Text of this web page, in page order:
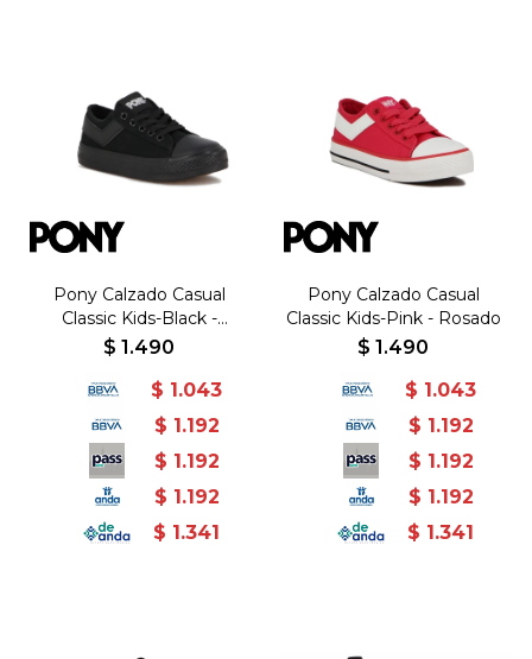
Pony Calzado Casual
Classic Kids-Black -
Negro-Negro
$ 1.490
$ 1.043
$ 1.192
$ 1.192
$ 1.192
$ 1.341
Pony Calzado Casual
Classic Kids-Pink - Rosado
$ 1.490
$ 1.043
$ 1.192
$ 1.192
$ 1.192
$ 1.341